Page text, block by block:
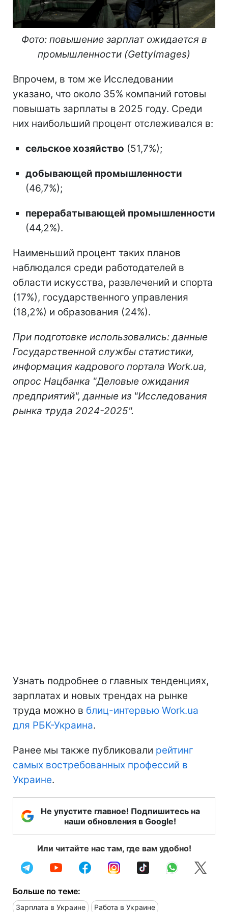
Фото: повышение зарплат ожидается в
промышленности (GettyImages)
Впрочем, в том же Исследовании
указано, что около 35% компаний готовы
повышать зарплаты в 2025 году. Среди
них наибольший процент отслеживался в:
сельское хозяйство (51,7%);
добывающей промышленности
(46,7%);
перерабатывающей промышленности
(44,2%).
Наименьший процент таких планов
наблюдался среди работодателей в
области искусства, развлечений и спорта
(17%), государственного управления
(18,2%) и образования (24%).
При подготовке использовались: данные
Государственной службы статистики,
информация кадрового портала Work.ua,
опрос Нацбанка "Деловые ожидания
предприятий", данные из "Исследования
рынка труда 2024-2025".
Узнать подробнее о главных тенденциях,
зарплатах и новых трендах на рынке
труда можно в блиц-интервью Work.ua
для РБК-Украина.
Ранее мы также публиковали рейтинг
самых востребованных профессий в
Украине.
Не упустите главное! Подпишитесь на
наши обновления в Google!
Или читайте нас там, где вам удобно!
Больше по теме:
Зарплата в Украине Работа в Украине